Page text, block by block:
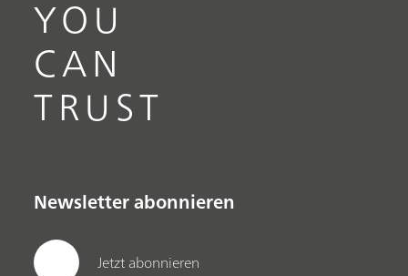
YOU
CAN
TRUST
Newsletter abonnieren
Jetzt abonnieren